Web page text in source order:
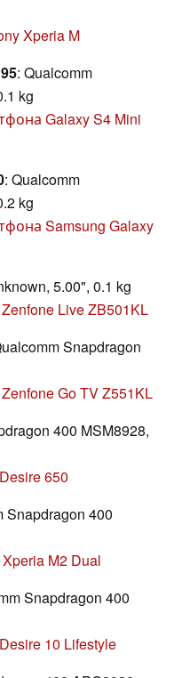
Xperia M
: Qualcomm
kg
Galaxy S4 Mini
: Qualcomm
kg
Samsung Galaxy
5.00", 0.1 kg
Live ZB501KL
Snapdragon
Go TV Z551KL
400 MSM8928,
650
Snapdragon 400
M2 Dual
Snapdragon 400
10 Lifestyle